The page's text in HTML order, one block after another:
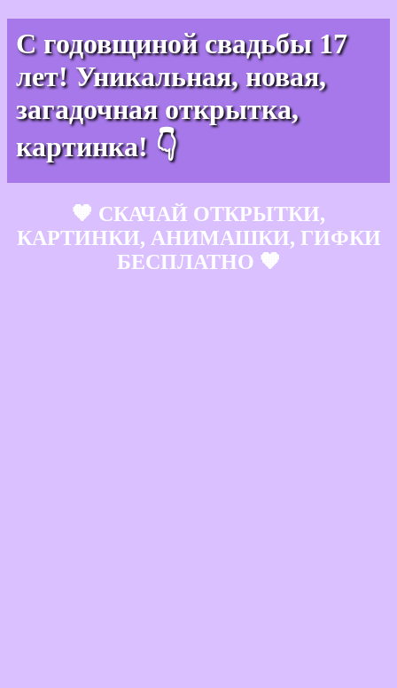
С годовщиной свадьбы 17
лет! Уникальная, новая,
загадочная открытка,
картинка! 👇
🧡 СКАЧАЙ ОТКРЫТКИ,
КАРТИНКИ, АНИМАШКИ, ГИФКИ
БЕСПЛАТНО 🧡